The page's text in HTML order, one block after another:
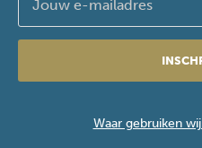
Waar gebruiken